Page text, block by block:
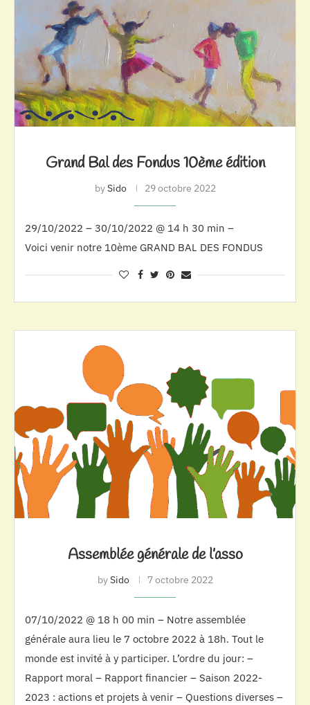
Grand Bal des Fondus 10ème édition
bySido 29 octobre 2022
29/10/2022 – 30/10/2022 @ 14 h 30 min –
Voici venir notre 10ème GRAND BAL DES FONDUS
Assemblée générale de l’asso
bySido 7 octobre 2022
07/10/2022 @ 18 h 00 min – Notre assemblée
générale aura lieu le 7 octobre 2022 à 18h. Tout le
monde est invité à y participer. L’ordre du jour: –
Rapport moral – Rapport financier – Saison 2022-
2023 : actions et projets à venir – Questions diverses –